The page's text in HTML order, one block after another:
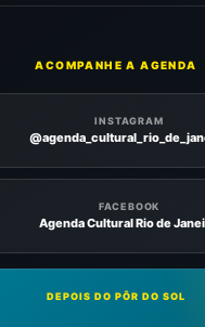
ACOMPANHE A AGENDA
INSTAGRAM
FACEBOOK
Agenda Cultural Rio de
DEPOIS DO PÔR DO SOL